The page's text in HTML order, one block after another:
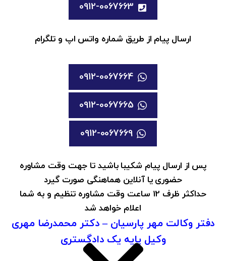
0912-0067663
ارسال پیام از طریق شماره واتس اپ و تلگرام
0912-0067664
0912-0067665
0912-0067669
پس از ارسال پیام شکیبا باشید تا جهت وقت مشاوره
حضوری یا آنلاین هماهنگی صورت گیرد
حداکثر ظرف 12 ساعت وقت مشاوره تنظیم و به شما
اعلام خواهد شد
دفتر وکالت مهر پارسیان – دکتر محمدرضا مهری
وکیل پایه یک دادگستری